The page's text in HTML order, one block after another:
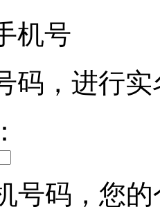
机号
码，进行
号码，您